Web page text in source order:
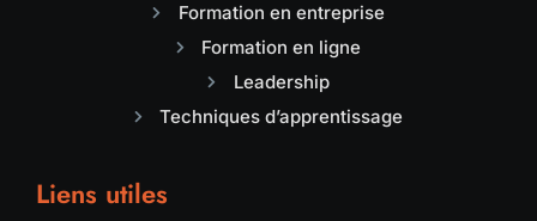
Formation en entreprise
Formation en ligne
Leadership
Techniques d’apprentissage
Liens utiles